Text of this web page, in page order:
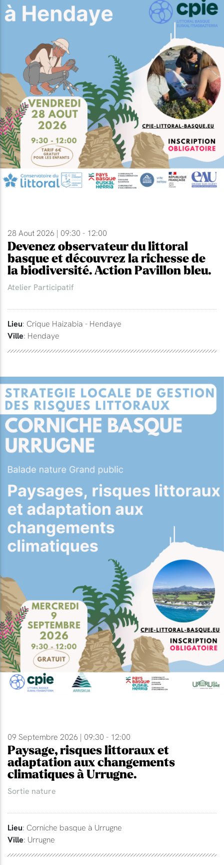
28 Aout 2026 | 09:30 - 12:00
Devenez observateur du littoral
basque et découvrez la richesse de
la biodiversité. Action Pavillon bleu.
Atelier Participatif
Lieu: Crique Haizabia - Hendaye
Ville: Hendaye
09 Septembre 2026 | 09:30 - 12:00
Paysage, risques littoraux et
adaptation aux changements
climatiques à Urrugne.
Sortie nature
Lieu: Corniche basque à Urrugne
Ville: Urrugne